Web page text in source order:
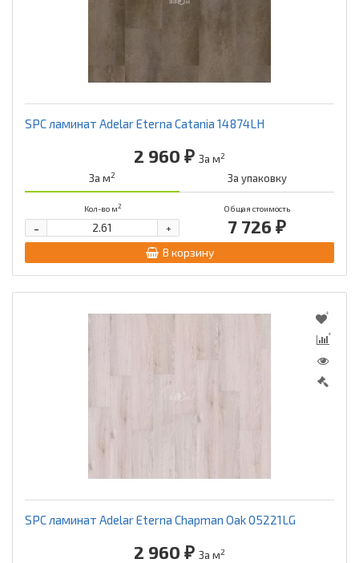
SPC ламинат Adelar Eterna Catania 14874LH
2 960 ₽ За м2
За м2 За упаковку
Кол-во м2 Общая стоимость
7 726 ₽
+
-
В корзину
SPC ламинат Adelar Eterna Chapman Oak 05221LG
2 960 ₽ За м2